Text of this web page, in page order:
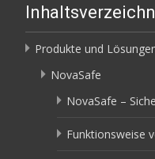
Produkte und
NovaSafe
NovaSafe –
Funktionsweise